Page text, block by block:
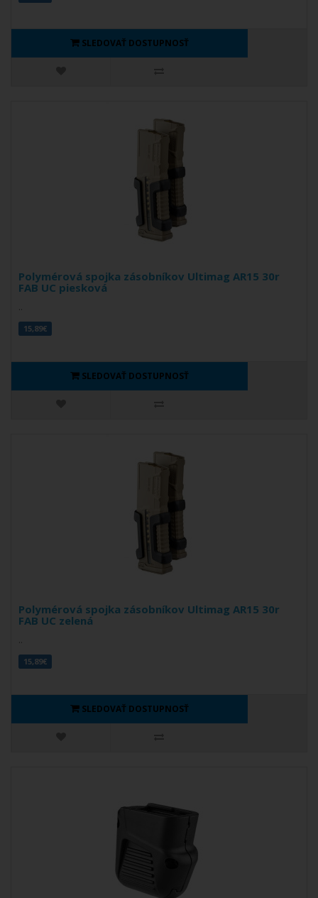
SLEDOVAŤ DOSTUPNOSŤ
Polymérová spojka zásobníkov Ultimag AR15 30r
FAB UC piesková
..
15,89€
SLEDOVAŤ DOSTUPNOSŤ
Polymérová spojka zásobníkov Ultimag AR15 30r
FAB UC zelená
..
15,89€
SLEDOVAŤ DOSTUPNOSŤ